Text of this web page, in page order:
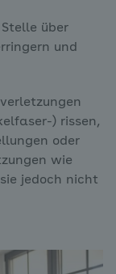
über
und
) rissen,
oder
wie
jedoch nicht